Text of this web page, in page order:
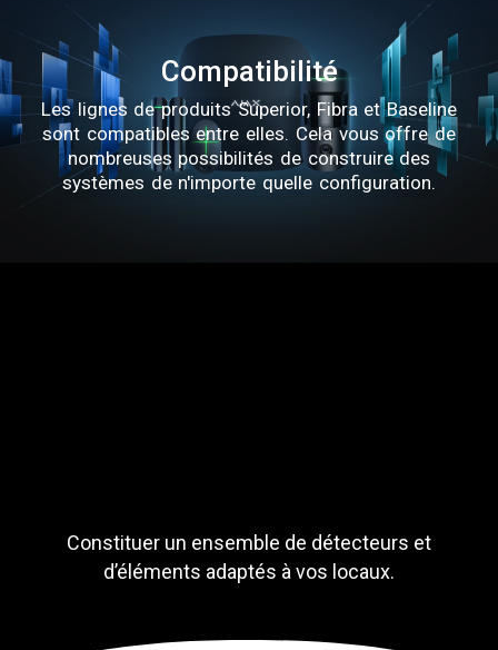
Compatibilité
Les lignes de produits Superior, Fibra et Baseline
sont compatibles entre elles. Cela vous offre de
nombreuses possibilités de construire des
systèmes de n'importe quelle configuration.
Constituer un ensemble de détecteurs et
d’éléments adaptés à vos locaux.